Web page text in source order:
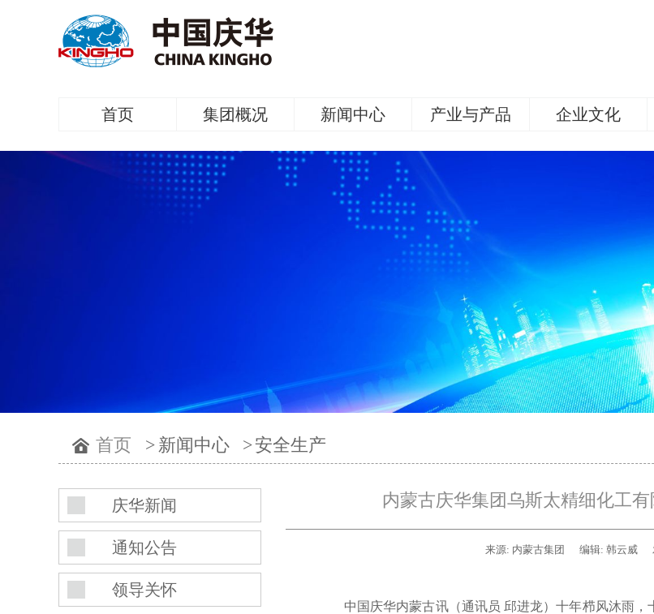
首页 集团概况 新闻中心 产业与产品 企业文化
首页 > 新闻中心 >安全生产
庆华新闻
通知公告
领导关怀
内蒙古庆华集团乌斯太精细化工
来源: 内蒙古集团 编辑: 韩云威
中国庆华内蒙古讯（通讯员 邱进龙）十年栉风沐雨